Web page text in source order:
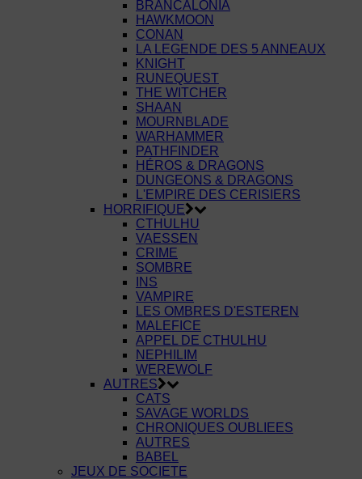
BRANCALONIA
HAWKMOON
CONAN
LA LEGENDE DES 5 ANNEAUX
KNIGHT
RUNEQUEST
THE WITCHER
SHAAN
MOURNBLADE
WARHAMMER
PATHFINDER
HÉROS & DRAGONS
DUNGEONS & DRAGONS
L'EMPIRE DES CERISIERS
HORRIFIQUE
CTHULHU
VAESSEN
CRIME
SOMBRE
INS
VAMPIRE
LES OMBRES D'ESTEREN
MALEFICE
APPEL DE CTHULHU
NEPHILIM
WEREWOLF
AUTRES
CATS
SAVAGE WORLDS
CHRONIQUES OUBLIEES
AUTRES
BABEL
JEUX DE SOCIETE